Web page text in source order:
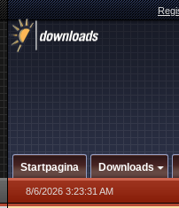
Startpagina Downloads
8/6/2026 3:23:31 AM